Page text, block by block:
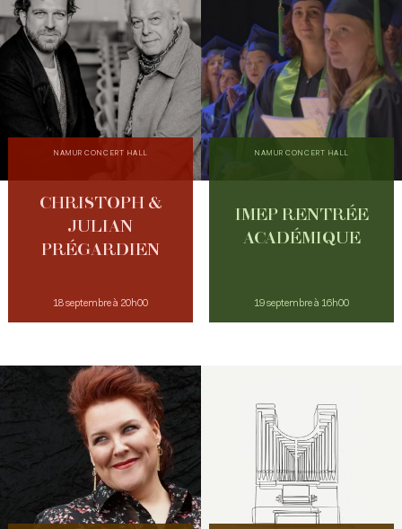
NAMUR CONCERT HALL
CHRISTOPH &
JULIAN
PRÉGARDIEN
18 septembre à 20h00
NAMUR CONCERT HALL
IMEP RENTRÉE
ACADÉMIQUE
19 septembre à 16h00